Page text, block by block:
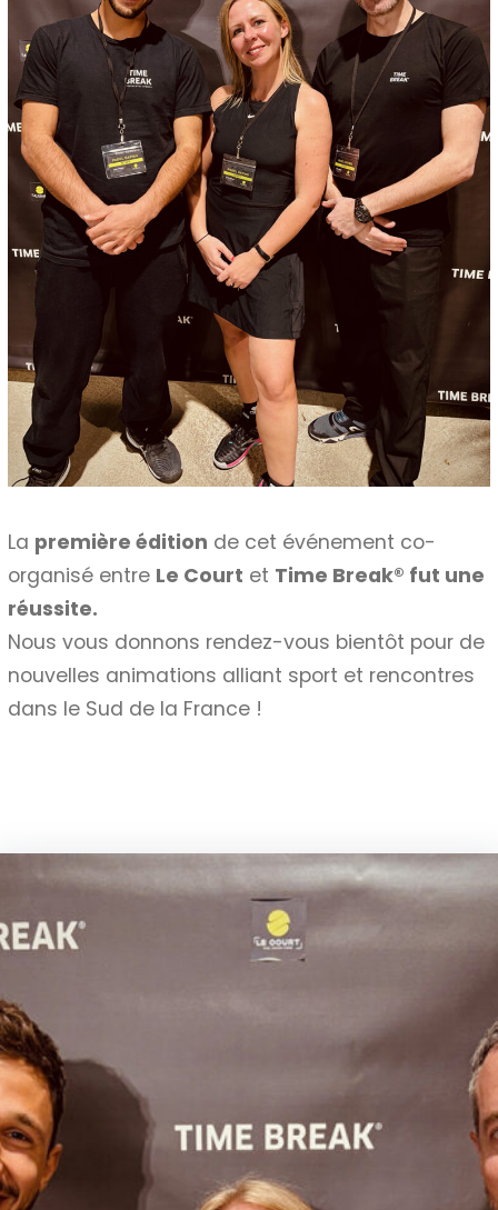
La première édition de cet événement co-
organisé entre Le Court et Time Break® fut une
réussite.
Nous vous donnons rendez-vous bientôt pour de
nouvelles animations alliant sport et rencontres
dans le Sud de la France !